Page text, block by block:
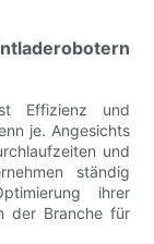
Effizienz und
je. Angesichts
und
ständig
ihrer
der Branche für